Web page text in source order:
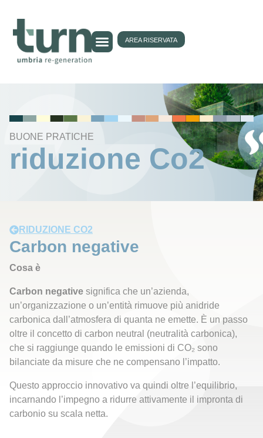
AREA RISERVATA
BUONE PRATICHE
riduzione Co2
RIDUZIONE CO2
Carbon negative
Cosa è
Carbon negative significa che un’azienda,
un’organizzazione o un’entità rimuove più anidride
carbonica dall’atmosfera di quanta ne emette. È un passo
oltre il concetto di carbon neutral (neutralità carbonica),
che si raggiunge quando le emissioni di CO₂ sono
bilanciate da misure che ne compensano l’impatto.
Questo approccio innovativo va quindi oltre l’equilibrio,
incarnando l’impegno a ridurre attivamente il impronta di
carbonio su scala netta.